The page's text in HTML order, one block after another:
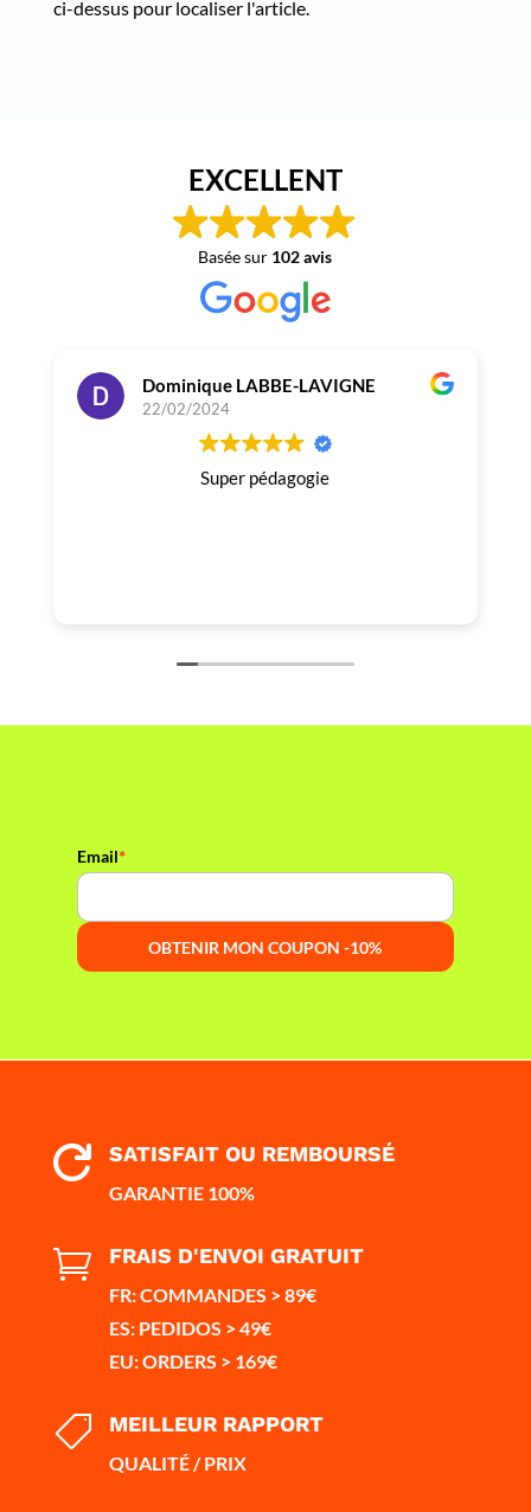
ci-dessus pour localiser l'article.
EXCELLENT
Basée sur 102 avis
Dominique LABBE-LAVIGNE
22/02/2024
Super pédagogie
Email*
 SATISFAIT OU REMBOURSÉ
GARANTIE 100%
 FRAIS D'ENVOI GRATUIT
FR: COMMANDES > 89€
ES: PEDIDOS > 49€
EU: ORDERS > 169€
 MEILLEUR RAPPORT
QUALITÉ / PRIX
Max : votre expert fartage